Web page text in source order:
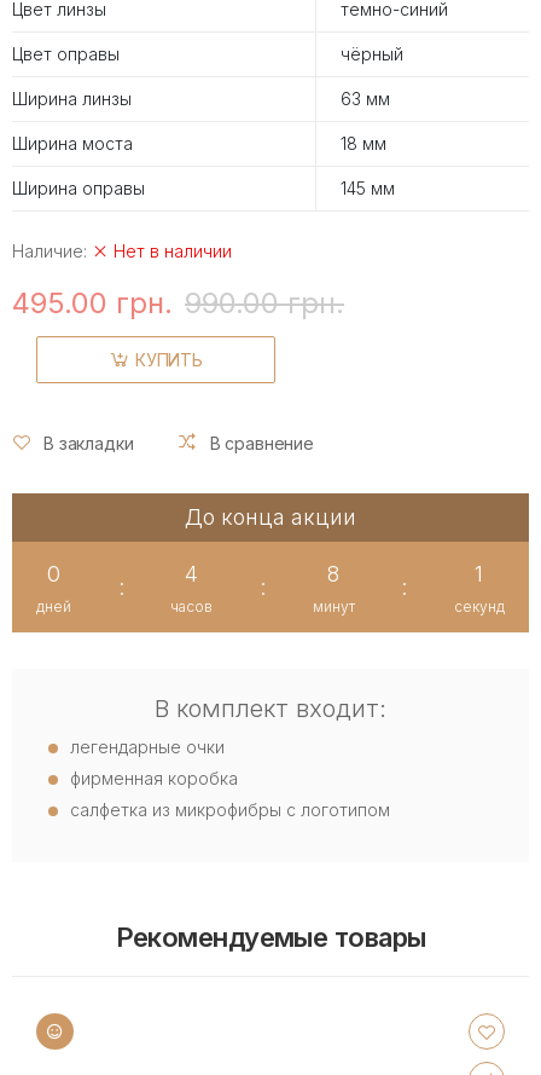
Цвет линзы темно-синий
Цвет оправы чёрный
Ширина линзы 63 мм
Ширина моста 18 мм
Ширина оправы 145 мм
Наличие: Нет в наличии
495.00 грн. 990.00 грн.
КУПИТЬ
В закладки В сравнение
До конца акции
0
дней
:
4
часов
:
8
минут
:
1
секунд
В комплект входит:
легендарные очки
фирменная коробка
салфетка из микрофибры с логотипом
Рекомендуемые товары